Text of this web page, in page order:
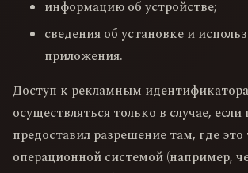
информацию об устройстве;
сведения об установке и
приложения.
Доступ к рекламным
осуществляться только в случае, если
предоставил разрешение там, где это
операционной системой (например,